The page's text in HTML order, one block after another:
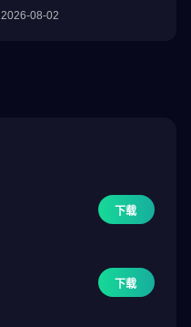
2026-08-02
下载
下载